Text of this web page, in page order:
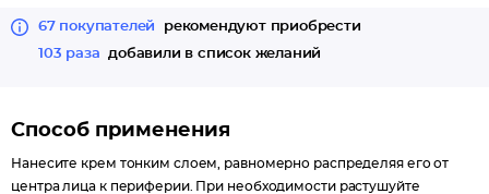
67 покупателей
рекомендуют приобрести
103 раза
добавили в список желаний
Способ применения
Нанесите крем тонким слоем, равномерно распределяя его от
центра лица к периферии. При необходимости растушуйте